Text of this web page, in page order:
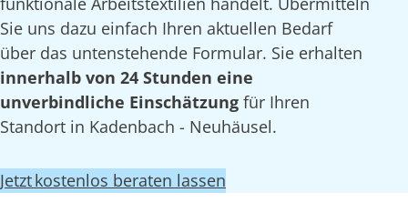
Sie uns dazu einfach Ihren aktuellen Bedarf
über das untenstehende Formular. Sie erhalten
innerhalb von 24 Stunden eine
unverbindliche Einschätzung für Ihren
Standort in Kadenbach - Neuhäusel.
Jetzt kostenlos beraten lassen